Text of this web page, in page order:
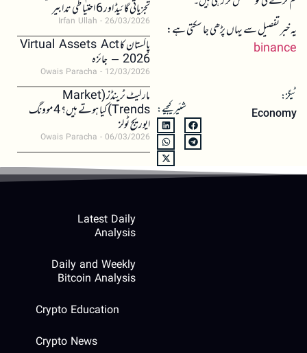
یہ خبر تفصیل سے یہاں پڑھی جا سکتی ہے:
binance
ٹیگز:
Economy شئیر کیجیے:
تجزیاتی گائیڈ اور 6 احتیاطی تدابیر
Irfan Ullah 26/03/2026
پاکستان کا Virtual Assets Act
2026 – جائزہ
Owais Paracha 12/03/2026
مارکیٹ ٹرینڈز (Market
Trends) کیا ہوتے ہیں؟ 4 موونگ
ایوریج ٹولز
Owais Paracha 06/03/2026
Latest Daily
Analysis
Daily and Weekly
Bitcoin Analysis
Crypto Education
Crypto News